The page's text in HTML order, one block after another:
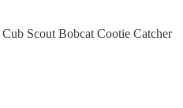
Scout Bobcat Cootie Catcher